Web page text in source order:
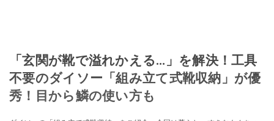
「玄関が靴で溢れかえる…」を解決！工具
不要のダイソー「組み立て式靴収納」が優
秀！目から鱗の使い方も